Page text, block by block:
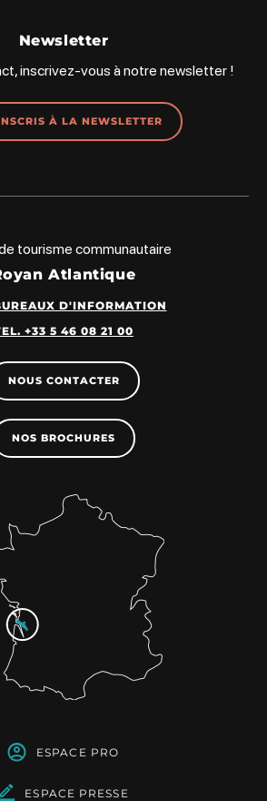
Newsletter
inscrivez-vous à notre newsletter !
À LA NEWSLETTER
tourisme communautaire
Atlantique
D'INFORMATION
+33 5 46 08 21 00
NOUS CONTACTER
NOS BROCHURES
ESPACE PRO
ESPACE PRESSE